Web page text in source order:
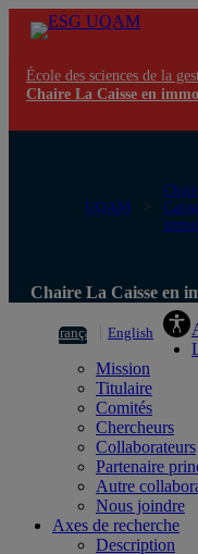
École des sciences de la
Chaire La Caisse en
UQAM
Chaire La Caisse en
Français English
Mission
Titulaire
Comités
Chercheurs
Collaborateurs
Partenaire
Autre
Nous joindre
Axes de recherche
Description